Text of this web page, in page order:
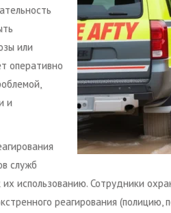
или
оперативно
и
служб
их использованию. Сотрудники
реагирования (полицию,